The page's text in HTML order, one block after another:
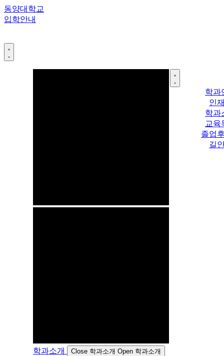
콘
텐
건
너
동양대학교
입학안내
학과소개 Close 학과소개 Open 학과소개
학과
인
학과
교육
졸업
길